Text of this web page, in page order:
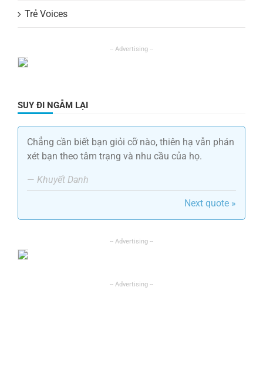
Trẻ Voices
SUY ĐI NGẪM LẠI
Chẳng cần biết bạn giỏi cỡ nào, thiên hạ vẫn phán
xét bạn theo tâm trạng và nhu cầu của họ.
— Khuyết Danh
Next quote »